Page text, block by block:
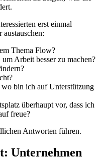
erst einmal
Thema Flow?
Arbeit besser zu machen?
wo bin ich auf Unterstützung
überhaupt vor, dass ich
freue?
Antworten führen.
Unternehmen